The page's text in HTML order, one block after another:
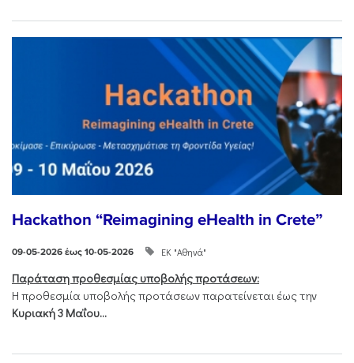
Hackathon “Reimagining eHealth in Crete”
09-05-2026 έως 10-05-2026 ΕΚ "Αθηνά"
Παράταση προθεσμίας υποβολής προτάσεων:
Η προθεσμία υποβολής προτάσεων παρατείνεται έως την
Κυριακή 3 Μαΐου...